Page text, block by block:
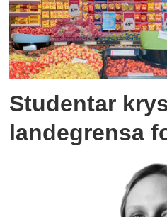
Studentar
landegrensa